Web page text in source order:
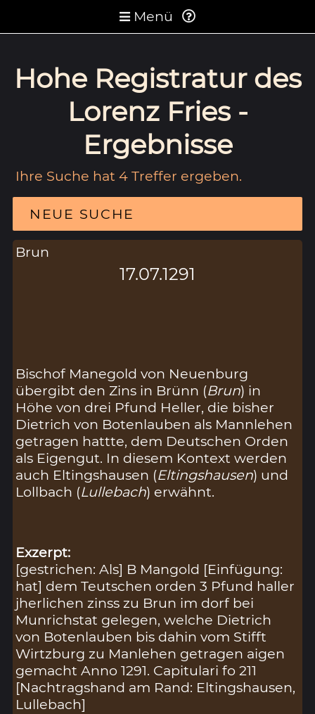
Menü
Hohe Registratur des
Lorenz Fries -
Ergebnisse
Ihre Suche hat 4 Treffer ergeben.
NEUE SUCHE
Brun
17.07.1291
Bischof Manegold von Neuenburg
übergibt den Zins in Brünn (Brun) in
Höhe von drei Pfund Heller, die bisher
Dietrich von Botenlauben als Mannlehen
getragen hattte, dem Deutschen Orden
als Eigengut. In diesem Kontext werden
auch Eltingshausen (Eltingshausen) und
Lollbach (Lullebach) erwähnt.
Exzerpt:
[gestrichen: Als] B Mangold [Einfügung:
hat] dem Teutschen orden 3 Pfund haller
jherlichen zinss zu Brun im dorf bei
Munrichstat gelegen, welche Dietrich
von Botenlauben bis dahin vom Stifft
Wirtzburg zu Manlehen getragen aigen
gemacht Anno 1291. Capitulari fo 211
[Nachtragshand am Rand: Eltingshausen,
Lullebach]